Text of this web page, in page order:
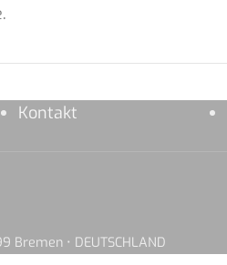
Kontakt
Bremen • DEUTSCHLAND